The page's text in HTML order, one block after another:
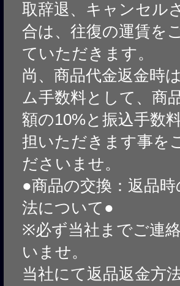
取辞退、キャンセル
合は、往復の運賃を
ていただきます。
尚、商品代金返金時
ム手数料として、商
額の10%と振込手数
担いただきます事を
ださいませ。
●商品の交換：返品
法について●
※必ず当社までご連
いませ。
当社にて返品返金方